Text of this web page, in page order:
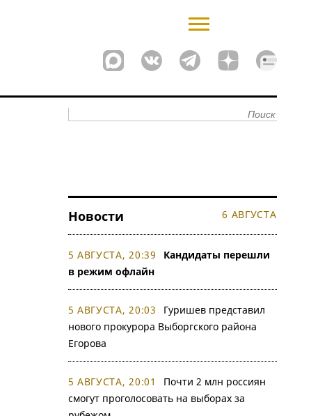
Новости 6 АВГУСТА
5 АВГУСТА, 20:39
Кандидаты перешли
в режим офлайн
5 АВГУСТА, 20:03
Гуришев представил
нового прокурора Выборгского района
Егорова
5 АВГУСТА, 20:01
Почти 2 млн россиян
смогут проголосовать на выборах за